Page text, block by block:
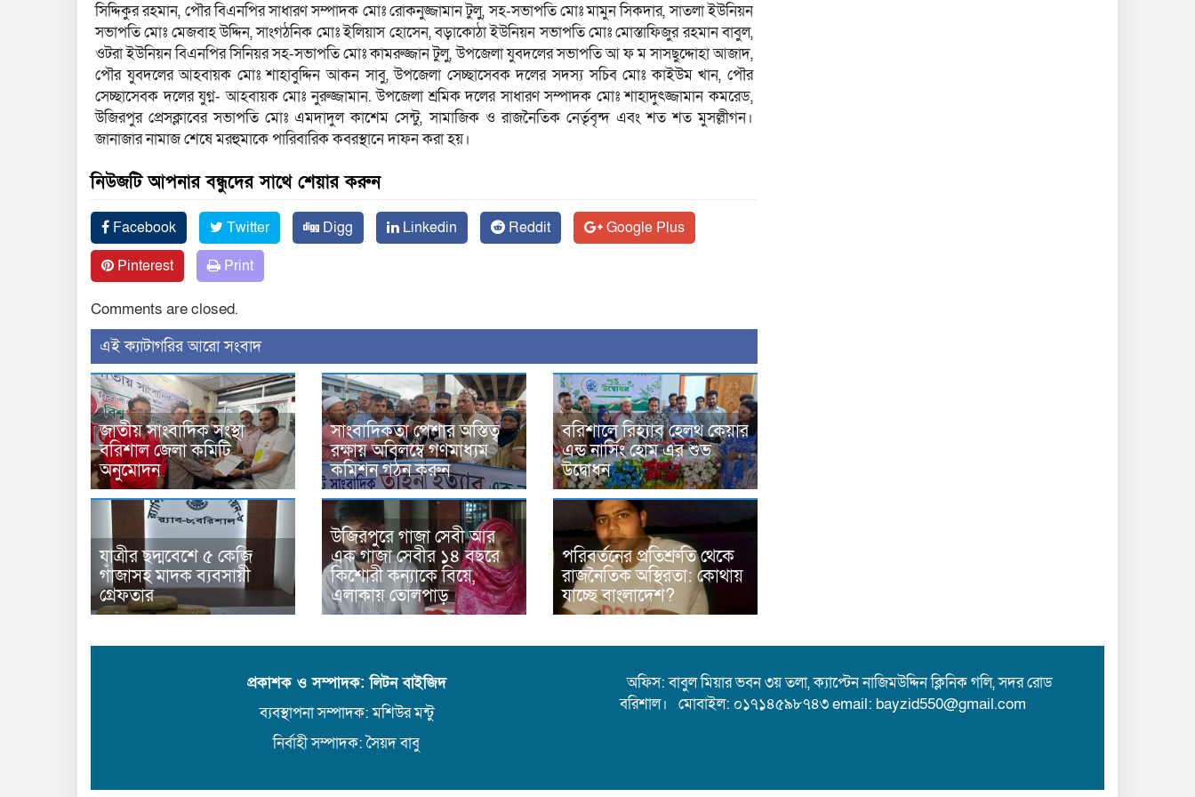
সিদ্দিকুর রহমান, পৌর বিএনপির সাধারণ সম্পাদক মোঃ রোকনুজ্জামান টুলু, সহ-সভাপতি মোঃ মামুন সিকদার, সাতলা ইউনিয়ন
সভাপতি মোঃ মেজবাহ উদ্দিন, সাংগঠনিক মোঃ ইলিয়াস হোসেন, বড়াকোঠা ইউনিয়ন সভাপতি মোঃ মোস্তাফিজুর রহমান বাবুল,
ওটরা ইউনিয়ন বিএনপির সিনিয়র সহ-সভাপতি মোঃ কামরুজ্জান টুলু, উপজেলা যুবদলের সভাপতি আ ফ ম সাসছুদ্দোহা আজাদ,
পৌর যুবদলের আহবায়ক মোঃ শাহাবুদ্দিন আকন সাবু, উপজেলা সেচ্ছাসেবক দলের সদস্য সচিব মোঃ কাইউম খান, পৌর
সেচ্ছাসেবক দলের যুগ্ন- আহবায়ক মোঃ নুরুজ্জামান. উপজেলা শ্রমিক দলের সাধারণ সম্পাদক মোঃ শাহাদুৎজ্জামান কমরেড,
উজিরপুর প্রেসক্লাবের সভাপতি মোঃ এমদাদুল কাশেম সেন্টু, সামাজিক ও রাজনৈতিক নের্তৃবৃন্দ এবং শত শত মুসল্লীগন।
জানাজার নামাজ শেষে মরহুমাকে পারিবারিক কবরস্থানে দাফন করা হয়।
নিউজটি আপনার বন্ধুদের সাথে শেয়ার করুন
Facebook Twitter Digg Linkedin Reddit
Google Plus
Pinterest
Print
Comments are closed.
‍এই ক্যাটাগরির ‍আরো সংবাদ
জাতীয় সাংবাদিক সংস্থা
বরিশাল জেলা কমিটি
অনুমোদন
সাংবাদিকতা পেশার অস্তিত্ব
রক্ষায় অবিলম্বে গণমাধ্যম
কমিশন গঠন করুন
বরিশালে রিহ্যাব হেলথ কেয়ার
এন্ড নার্সিং হোম এর শুভ
উদ্বোধন
যাত্রীর ছদ্মবেশে ৫ কেজি
গাঁজাসহ মাদক ব্যবসায়ী
গ্রেফতার
উজিরপুরে গাজা সেবী আর
এক গাজা সেবীর ১৪ বছরে
কিশোরী কন্যাকে বিয়ে,
এলাকায় তোলপাড়
পরিবর্তনের প্রতিশ্রুতি থেকে
রাজনৈতিক অস্থিরতা: কোথায়
যাচ্ছে বাংলাদেশ?
প্রকাশক ও সম্পাদক: লিটন বাইজিদ
ব্যবস্থাপনা সম্পাদক: মশিউর মন্টু
নির্বাহী সম্পাদক: সৈয়দ বাবু
অফিস: বাবুল মিয়ার ভবন ৩য় তলা, ক্যাপ্টেন নাজিমউদ্দিন ক্লিনিক গলি, সদর রোড
বরিশাল। মোবাইল: ০১৭১৪৫৯৮৭৪৩ email: bayzid550@gmail.com